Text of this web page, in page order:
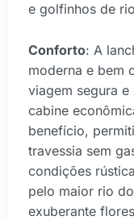
e golfinhos de
Conforto: A
moderna e bem
viagem segura
cabine
benefício,
travessia sem
condições
pelo maior rio
exuberante